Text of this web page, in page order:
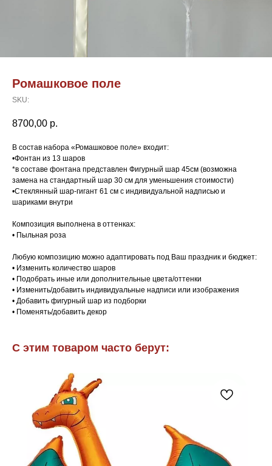
Ромашковое поле
SKU:
8700,00 р.
В состав набора «Ромашковое поле» входит:
•Фонтан из 13 шаров
*в составе фонтана представлен Фигурный шар 45см (возможна
замена на стандартный шар 30 см для уменьшения стоимости)
•Стеклянный шар-гигант 61 см с индивидуальной надписью и
шариками внутри
Композиция выполнена в оттенках:
• Пыльная роза
Любую композицию можно адаптировать под Ваш праздник и бюджет:
• Изменить количество шаров
• Подобрать иные или дополнительные цвета/оттенки
• Изменить/добавить индивидуальные надписи или изображения
• Добавить фигурный шар из подборки
• Поменять/добавить декор
С этим товаром часто берут: